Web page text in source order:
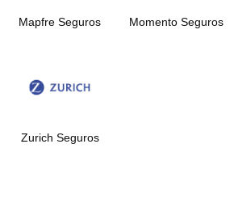
Mapfre Seguros Momento Seguros
Zurich Seguros